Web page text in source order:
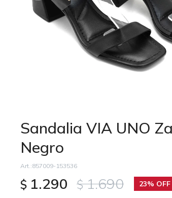
Sandalia VIA UNO
Negro
857009-153536
$ 1.290 $ 1.690 23